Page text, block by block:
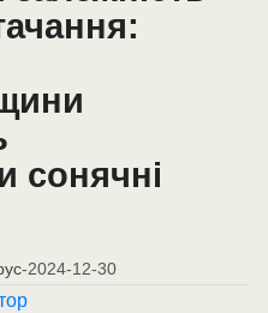
сонячні
-2024-12-30